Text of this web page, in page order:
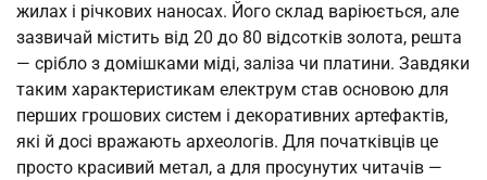
жилах і річкових наносах. Його склад варіюється, але
зазвичай містить від 20 до 80 відсотків золота, решта
— срібло з домішками міді, заліза чи платини. Завдяки
таким характеристикам електрум став основою для
перших грошових систем і декоративних артефактів,
які й досі вражають археологів. Для початківців це
просто красивий метал, а для просунутих читачів —